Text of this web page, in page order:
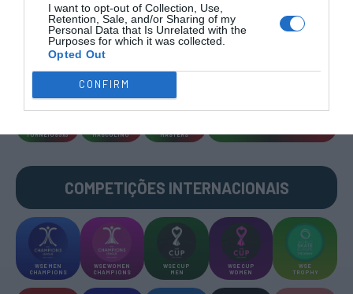
I want to opt-out of Collection, Use,
Retention, Sale, and/or Sharing of my
Personal Data that Is Unrelated with the
Purposes for which it was collected.
Opted Out
CONFIRM
CAMP.
PLACARD
2ª
DIVISÃO
3ª
DIVISÃO
TORNEIOS 3x3 MASCULINO MASTERS
COMPETIÇÕES INTERNACIONAIS
WSE MEN
CHAMPIONS
WSE WOMEN
CHAMPIONS
WSE CUP
MEN
WSE CUP
WOMEN
WSE
TROPHY